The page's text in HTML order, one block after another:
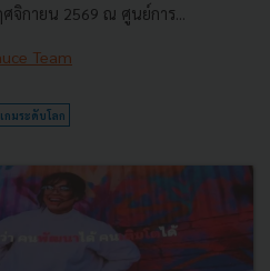
จิกายน 2569 ณ ศูนย์การ...
Team
กมระดับโลก